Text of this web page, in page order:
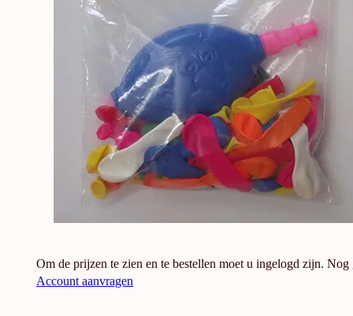
Om de prijzen te zien en te bestellen moet u ingelogd zijn. Nog
Account aanvragen